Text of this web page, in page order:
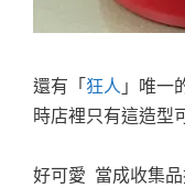
還有「 狂人 」唯一
時店裡只有這造型
好可愛 當成收集